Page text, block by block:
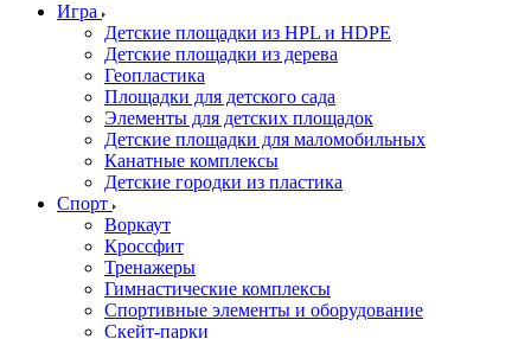
Игра
Детские площадки из HPL и HDPE
Детские площадки из дерева
Геопластика
Площадки для детского сада
Элементы для детских площадок
Детские площадки для маломобильных
Канатные комплексы
Детские городки из пластика
Спорт
Воркаут
Кроссфит
Тренажеры
Гимнастические комплексы
Спортивные элементы и оборудование
Скейт-парки